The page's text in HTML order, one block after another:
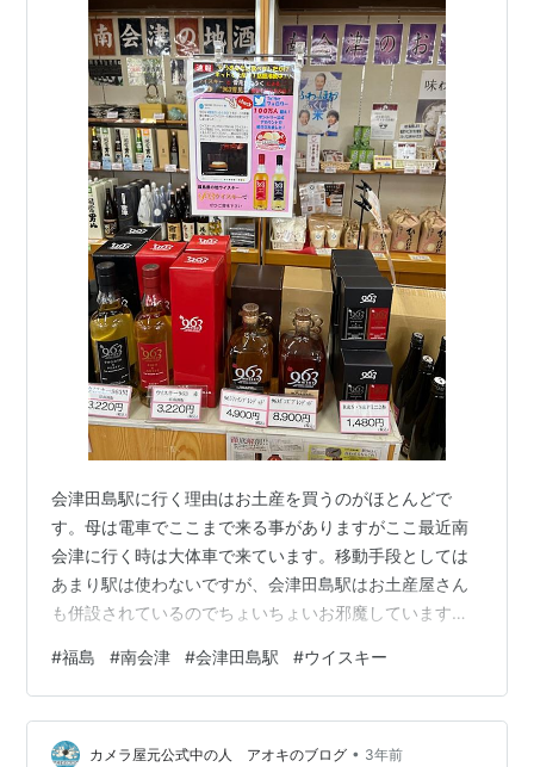
会津田島駅に行く理由はお土産を買うのがほとんどで
す。母は電車でここまで来る事がありますがここ最近南
会津に行く時は大体車で来ています。移動手段としては
あまり駅は使わないですが、会津田島駅はお土産屋さん
も併設されているのでちょいちょいお邪魔しています。
外の時期は電車の乗り換えに使うような駅でそこまで人
が集まるって感じでも無いんですよね。もちろん地元で
電車利用する人はいますけど、駅前に外国人の観光客が
集まっている、みたいなところは見た事がありません(笑)
#福島 #南会津 #会津田島駅 #ウイスキー
カメラ屋元公式中の人 アオキのブログ • 3年前